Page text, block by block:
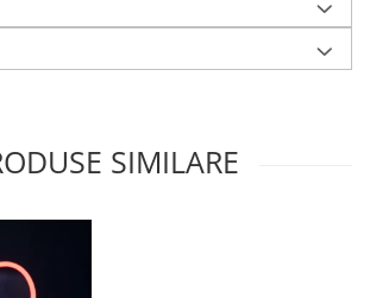
SIMILARE